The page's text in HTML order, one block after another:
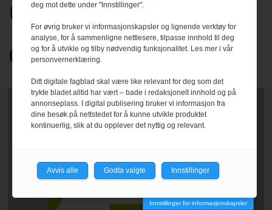
Innstillinger for informasjonskapsler
deg mot dette under "Innstillinger".
For øvrig bruker vi informasjonskapsler og lignende verktøy for
analyse, for å sammenligne nettlesere, tilpasse innhold til deg
og for å utvikle og tilby nødvendig funksjonalitet. Les mer i vår
personvernerklæring.
Ditt digitale fagblad skal være like relevant for deg som det
trykte bladet alltid har vært – bade i redaksjonelt innhold og på
annonseplass. I digital publisering bruker vi informasjon fra
dine besøk på nettstedet for å kunne utvikle produktet
kontinuerlig, slik at du opplever det nyttig og relevant.
Avvis alle Godta valgte Innstillinger